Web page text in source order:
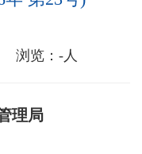
浏览： -人
理局